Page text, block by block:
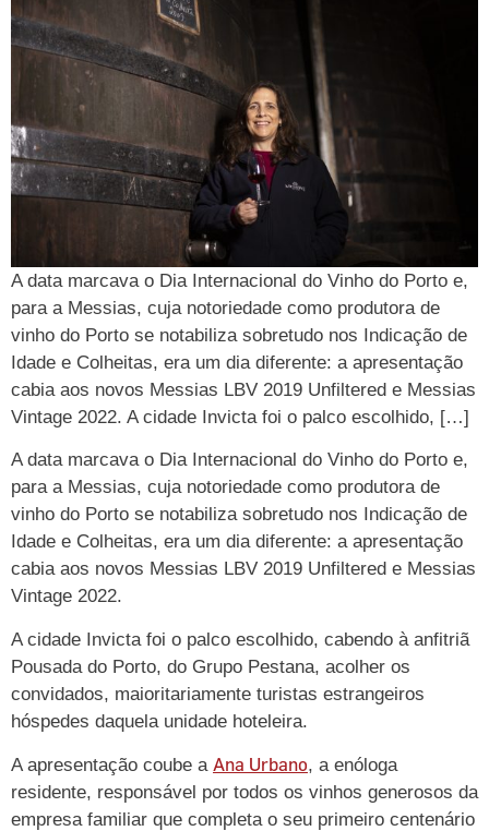
A data marcava o Dia Internacional do Vinho do Porto e,
para a Messias, cuja notoriedade como produtora de
vinho do Porto se notabiliza sobretudo nos Indicação de
Idade e Colheitas, era um dia diferente: a apresentação
cabia aos novos Messias LBV 2019 Unfiltered e Messias
Vintage 2022. A cidade Invicta foi o palco escolhido, […]
A data marcava o Dia Internacional do Vinho do Porto e,
para a Messias, cuja notoriedade como produtora de
vinho do Porto se notabiliza sobretudo nos Indicação de
Idade e Colheitas, era um dia diferente: a apresentação
cabia aos novos Messias LBV 2019 Unfiltered e Messias
Vintage 2022.
A cidade Invicta foi o palco escolhido, cabendo à anfitriã
Pousada do Porto, do Grupo Pestana, acolher os
convidados, maioritariamente turistas estrangeiros
hóspedes daquela unidade hoteleira.
A apresentação coube a Ana Urbano, a enóloga
residente, responsável por todos os vinhos generosos da
empresa familiar que completa o seu primeiro centenário